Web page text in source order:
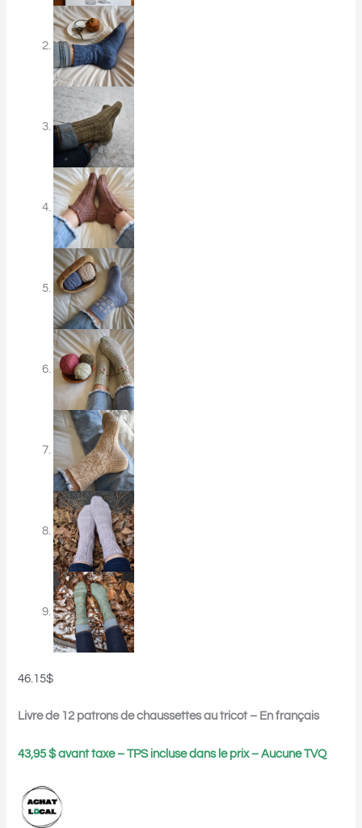
46.15$
Livre de 12 patrons de chaussettes au tricot – En français
43,95 $ avant taxe – TPS incluse dans le prix – Aucune TVQ